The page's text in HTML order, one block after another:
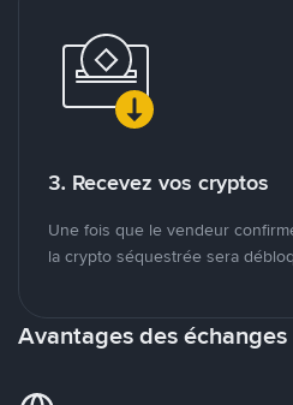
3. Recevez vos cryptos
Une fois que le vendeur
la crypto séquestrée sera
Avantages des échanges